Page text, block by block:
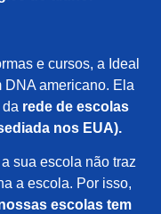
e cursos, a Ideal
DNA americano. Ela
rede de escolas
nos EUA).
sua escola não traz
a escola. Por isso,
escolas tem